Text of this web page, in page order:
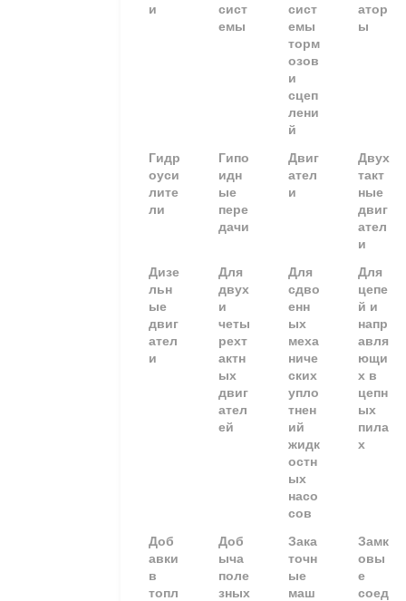
и
сист
емы
сист
емы
торм
озов
и
сцеп
лени
й
атор
ы
Гидр
оуси
лите
ли
Гипо
идн
ые
пере
дачи
Двиг
ател
и
Двух
такт
ные
двиг
ател
и
Дизе
льн
ые
двиг
ател
и
Для
двух
и
четы
рехт
актн
ых
двиг
ател
ей
Для
сдво
енн
ых
меха
ниче
ских
упло
тнен
ий
жидк
остн
ых
насо
сов
Для
цепе
й и
напр
авля
ющи
х в
цепн
ых
пила
х
Доб
авки
в
топл
Доб
ыча
поле
зных
Зака
точн
ые
маш
Замк
овы
е
соед